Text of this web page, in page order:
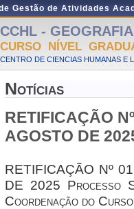
Gestão de Atividades
CCHL -
CURSO NÍVEL
CENTRO DE CIENCIAS HUMANAS E
Notícias
RETIFICAÇÃO
AGOSTO DE
RETIFICAÇÃO Nº
DE 2025 Processo
Coordenação do